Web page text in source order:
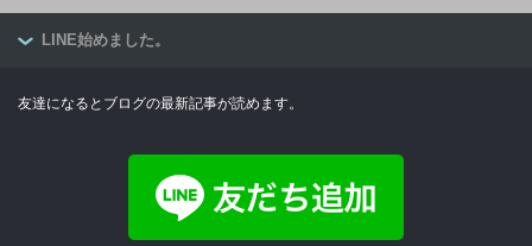
LINE始めました。
友達になるとブログの最新記事が読めます。